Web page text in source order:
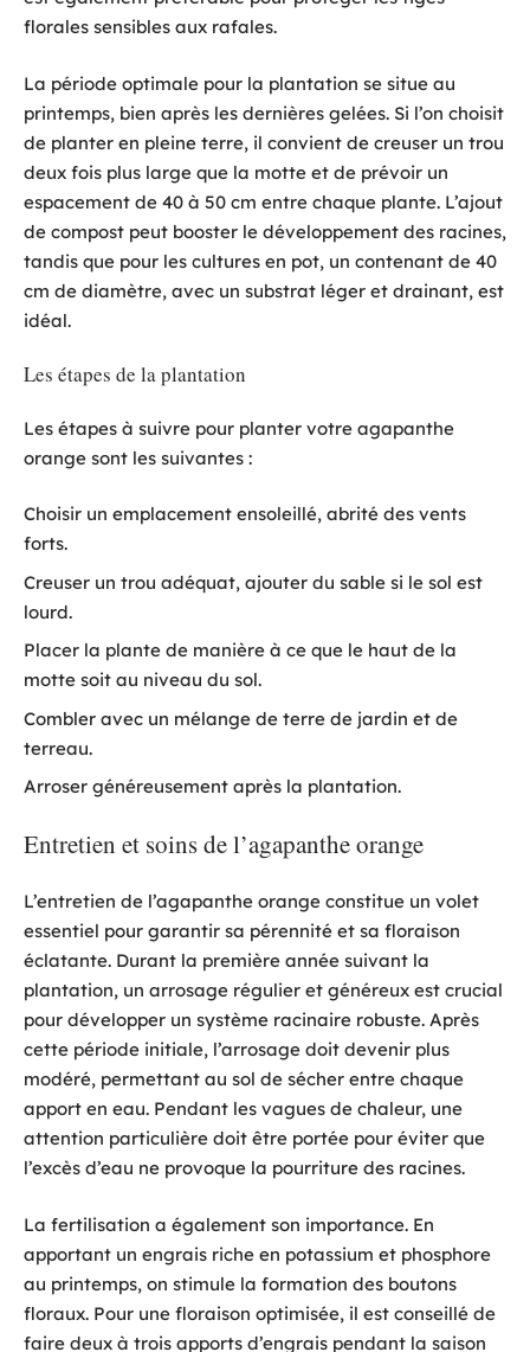
florales sensibles aux rafales.
La période optimale pour la plantation se situe au
printemps, bien après les dernières gelées. Si l’on choisit
de planter en pleine terre, il convient de creuser un trou
deux fois plus large que la motte et de prévoir un
espacement de 40 à 50 cm entre chaque plante. L’ajout
de compost peut booster le développement des racines,
tandis que pour les cultures en pot, un contenant de 40
cm de diamètre, avec un substrat léger et drainant, est
idéal.
Les étapes de la plantation
Les étapes à suivre pour planter votre agapanthe
orange sont les suivantes :
Choisir un emplacement ensoleillé, abrité des vents
forts.
Creuser un trou adéquat, ajouter du sable si le sol est
lourd.
Placer la plante de manière à ce que le haut de la
motte soit au niveau du sol.
Combler avec un mélange de terre de jardin et de
terreau.
Arroser généreusement après la plantation.
Entretien et soins de l’agapanthe orange
L’entretien de l’agapanthe orange constitue un volet
essentiel pour garantir sa pérennité et sa floraison
éclatante. Durant la première année suivant la
plantation, un arrosage régulier et généreux est crucial
pour développer un système racinaire robuste. Après
cette période initiale, l’arrosage doit devenir plus
modéré, permettant au sol de sécher entre chaque
apport en eau. Pendant les vagues de chaleur, une
attention particulière doit être portée pour éviter que
l’excès d’eau ne provoque la pourriture des racines.
La fertilisation a également son importance. En
apportant un engrais riche en potassium et phosphore
au printemps, on stimule la formation des boutons
floraux. Pour une floraison optimisée, il est conseillé de
faire deux à trois apports d’engrais pendant la saison